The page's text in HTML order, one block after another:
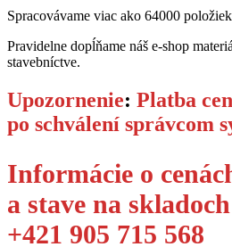
Spracovávame viac ako 64000
Pravidelne dopĺňame náš e-shop
stavebníctve.
Upozornenie: Platba
po schválení správcom
Informácie o
a stave na skladoch
+421 905 715 568